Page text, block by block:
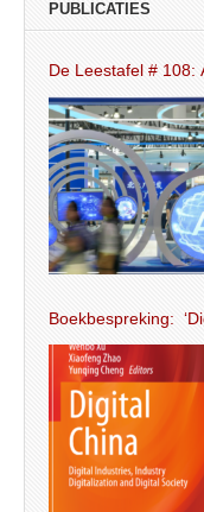
PUBLICATIES
Boekbespreking: